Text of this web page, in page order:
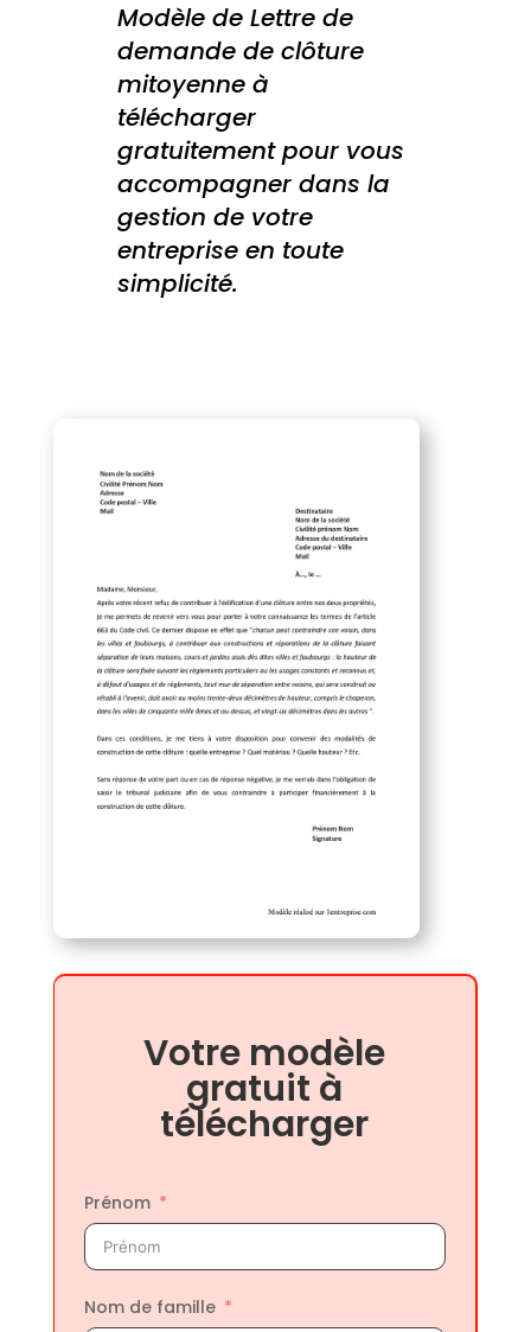
Modèle de Lettre de
demande de clôture
mitoyenne à
télécharger
gratuitement pour vous
accompagner dans la
gestion de votre
entreprise en toute
simplicité.
Votre modèle
gratuit à
télécharger
Prénom
Nom de famille